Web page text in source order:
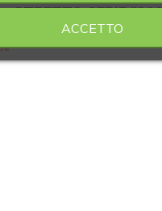
STRETTO SERIE
ACCETTO